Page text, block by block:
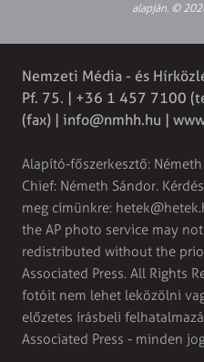
alapján. ©
Nemzeti Média - és
Pf. 75. | +36 1 457 7100
(fax) | info@nmhh.hu |
Alapító-főszerkesztő:
Chief: Németh Sándor.
meg címünkre:
the AP photo service may
redistributed without the
Associated Press. All Rights
fotóit nem lehet leközölni
előzetes írásbeli
Associated Press - minden